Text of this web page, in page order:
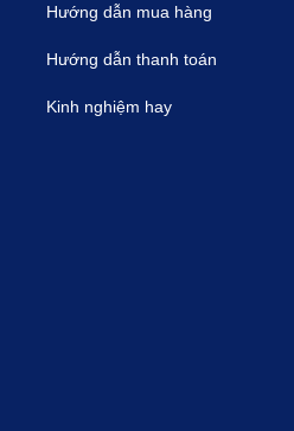
Hướng dẫn mua hàng
Hướng dẫn thanh toán
Kinh nghiệm hay